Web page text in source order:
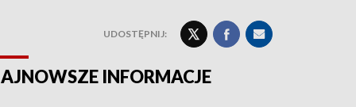
UDOSTĘPNIJ:
INFORMACJE